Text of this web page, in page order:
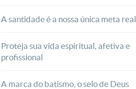
A santidade é a nossa única meta real
Proteja sua vida espiritual, afetiva e
profissional
A marca do batismo, o selo de Deus